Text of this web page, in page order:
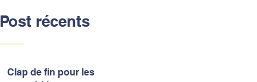
Post récents
Clap de fin pour les